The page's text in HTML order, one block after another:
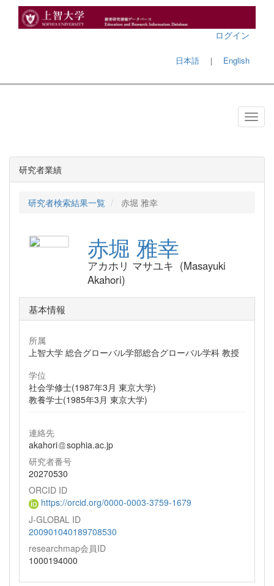
ログイン
日本語 ｜ English
研究者業績
研究者検索結果一覧 赤堀 雅幸
赤堀 雅幸
アカホリ マサユキ (Masayuki
Akahori)
基本情報
所属
上智大学 総合グローバル学部総合グローバル学科 教授
学位
社会学修士(1987年3月 東京大学)
教養学士(1985年3月 東京大学)
連絡先
akahori
sophia.ac.jp
研究者番号
20270530
ORCID ID
https://orcid.org/0000-0003-3759-1679
J-GLOBAL ID
200901040189708530
researchmap会員ID
1000194000